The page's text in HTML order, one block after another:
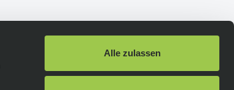
Alle zulassen